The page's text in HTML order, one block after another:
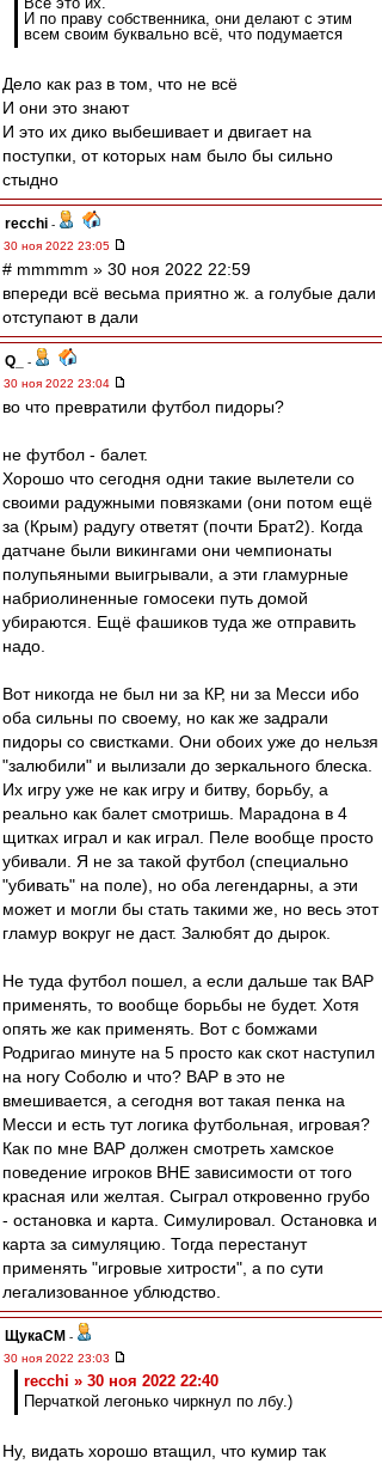
И по праву собственника, они делают с этим
всем своим буквально всё, что подумается
Дело как раз в том, что не всё
И они это знают
И это их дико выбешивает и двигает на
поступки, от которых нам было бы сильно
стыдно
recchi -
30 ноя 2022 23:05
# mmmmm » 30 ноя 2022 22:59
впереди всё весьма приятно ж. а голубые дали
отступают в дали
Q_
-
30 ноя 2022 23:04
во что превратили футбол пидоры?
не футбол - балет.
Хорошо что сегодня одни такие вылетели со
своими радужными повязками (они потом ещё
за (Крым) радугу ответят (почти Брат2). Когда
датчане были викингами они чемпионаты
полупьяными выигрывали, а эти гламурные
набриолиненные гомосеки путь домой
убираются. Ещё фашиков туда же отправить
надо.
Вот никогда не был ни за КР, ни за Месси ибо
оба сильны по своему, но как же задрали
пидоры со свистками. Они обоих уже до нельзя
"залюбили" и вылизали до зеркального блеска.
Их игру уже не как игру и битву, борьбу, а
реально как балет смотришь. Марадона в 4
щитках играл и как играл. Пеле вообще просто
убивали. Я не за такой футбол (специально
"убивать" на поле), но оба легендарны, а эти
может и могли бы стать такими же, но весь этот
гламур вокруг не даст. Залюбят до дырок.
Не туда футбол пошел, а если дальше так ВАР
применять, то вообще борьбы не будет. Хотя
опять же как применять. Вот с бомжами
Родригао минуте на 5 просто как скот наступил
на ногу Соболю и что? ВАР в это не
вмешивается, а сегодня вот такая пенка на
Месси и есть тут логика футбольная, игровая?
Как по мне ВАР должен смотреть хамское
поведение игроков ВНЕ зависимости от того
красная или желтая. Сыграл откровенно грубо
- остановка и карта. Симулировал. Остановка и
карта за симуляцию. Тогда перестанут
применять "игровые хитрости", а по сути
легализованное ублюдство.
ЩукаСМ -
30 ноя 2022 23:03
recchi » 30 ноя 2022 22:40
Перчаткой легонько чиркнул по лбу.)
Ну, видать хорошо втащил, что кумир так